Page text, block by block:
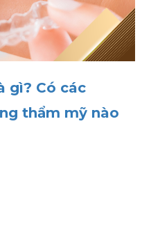
gì? Có các
thẩm mỹ nào